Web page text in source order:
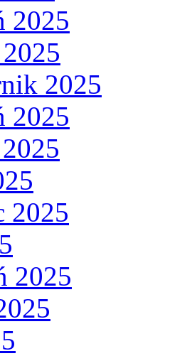
2025
2025
2025
2025
2025